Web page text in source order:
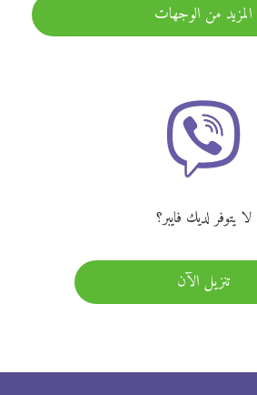
المزيد من الوجهات
لا يتوفر لديك فايبر؟
تنزيل الآن